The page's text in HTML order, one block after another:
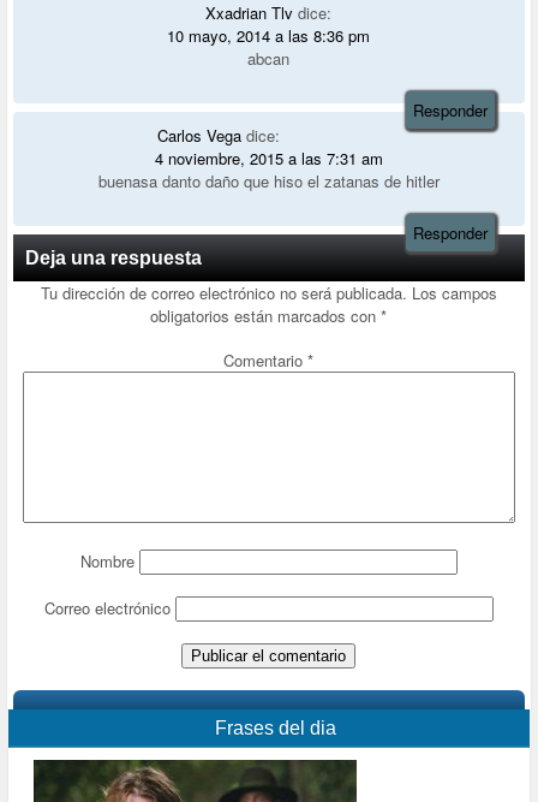
Xxadrian Tlv dice:
10 mayo, 2014 a las 8:36 pm
abcan
Responder
Carlos Vega dice:
4 noviembre, 2015 a las 7:31 am
buenasa danto daño que hiso el zatanas de hitler
Responder
Deja una respuesta
Tu dirección de correo electrónico no será publicada. Los campos
obligatorios están marcados con*
Comentario*
Nombre
Correo electrónico
Frases del dia